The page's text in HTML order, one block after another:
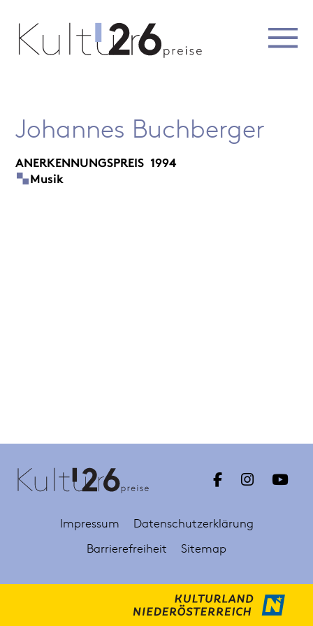
Johannes Buchberger
ANERKENNUNGSPREIS 1994
Musik
Impressum
Datenschutzerklärung
Barrierefreiheit
Sitemap